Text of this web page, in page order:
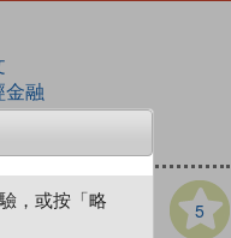
金融
奇魔力
5
，或按「略